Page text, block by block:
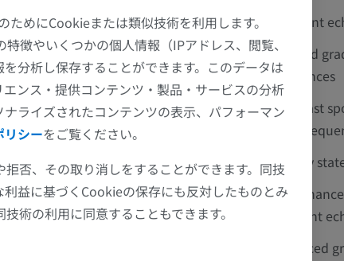
pulses to create a spin
180° pulse).
of the spin echo type.
of using intermediary
Gradient
Spoiled
sequences
Ultrafast
echo
Steady
T2-
gradient
Balanced
めにCookieまたは類似技術を利用します。
徴やいくつかの個人情報（IPアドレス、閲覧、
分析し保存することができます。このデータは
ンス・提供コンテンツ・製品・サービスの分析
ライズされたコンテンツの表示、パフォーマン
リシーをご覧ください。
否、その取り消しをすることができます。同技
益に基づくCookieの保存にも反対したものとみ
術の利用に同意することもできます。